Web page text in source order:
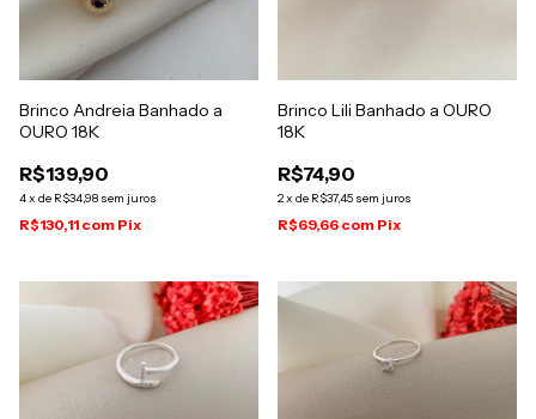
Brinco Andreia Banhado a
OURO 18K
R$139,90
4x de R$34,98 sem juros
R$130,11 com Pix
Brinco Lili Banhado a OURO
18K
R$74,90
2x de R$37,45 sem juros
R$69,66 com Pix